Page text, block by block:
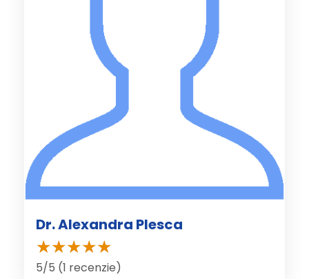
Dr. Alexandra Plesca
5/5 (1 recenzie)